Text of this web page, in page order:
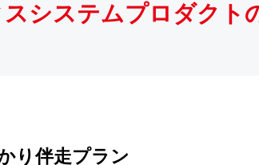
システムプロダクト
り伴走プラン